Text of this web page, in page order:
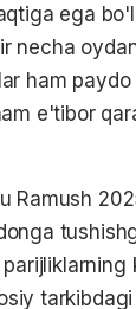
ega
necha
ham
e'tibor
Ramush